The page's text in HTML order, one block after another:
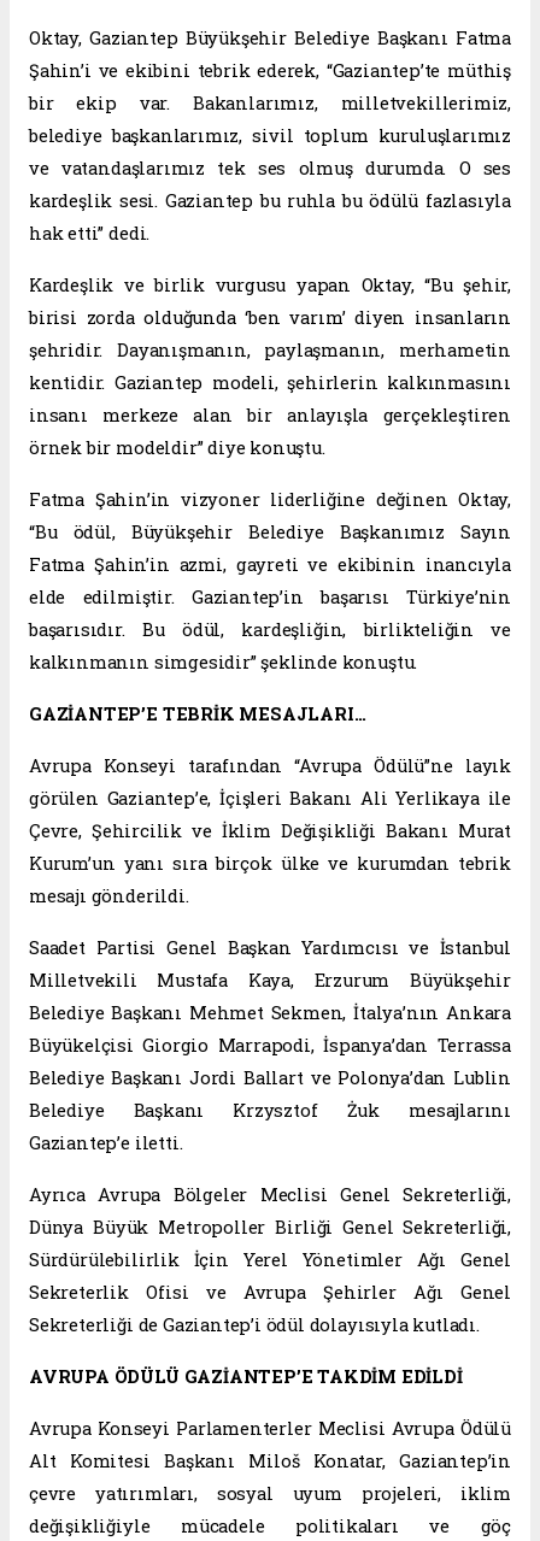
Oktay, Gaziantep Büyükşehir Belediye Başkanı Fatma
Şahin’i ve ekibini tebrik ederek, “Gaziantep’te müthiş
bir ekip var. Bakanlarımız, milletvekillerimiz,
belediye başkanlarımız, sivil toplum kuruluşlarımız
ve vatandaşlarımız tek ses olmuş durumda. O ses
kardeşlik sesi. Gaziantep bu ruhla bu ödülü fazlasıyla
hak etti” dedi.
Kardeşlik ve birlik vurgusu yapan Oktay, “Bu şehir,
birisi zorda olduğunda ‘ben varım’ diyen insanların
şehridir. Dayanışmanın, paylaşmanın, merhametin
kentidir. Gaziantep modeli, şehirlerin kalkınmasını
insanı merkeze alan bir anlayışla gerçekleştiren
örnek bir modeldir” diye konuştu.
Fatma Şahin’in vizyoner liderliğine değinen Oktay,
“Bu ödül, Büyükşehir Belediye Başkanımız Sayın
Fatma Şahin’in azmi, gayreti ve ekibinin inancıyla
elde edilmiştir. Gaziantep’in başarısı Türkiye’nin
başarısıdır. Bu ödül, kardeşliğin, birlikteliğin ve
kalkınmanın simgesidir” şeklinde konuştu.
GAZİANTEP’E TEBRİK MESAJLARI…
Avrupa Konseyi tarafından “Avrupa Ödülü”ne layık
görülen Gaziantep’e, İçişleri Bakanı Ali Yerlikaya ile
Çevre, Şehircilik ve İklim Değişikliği Bakanı Murat
Kurum’un yanı sıra birçok ülke ve kurumdan tebrik
mesajı gönderildi.
Saadet Partisi Genel Başkan Yardımcısı ve İstanbul
Milletvekili Mustafa Kaya, Erzurum Büyükşehir
Belediye Başkanı Mehmet Sekmen, İtalya’nın Ankara
Büyükelçisi Giorgio Marrapodi, İspanya’dan Terrassa
Belediye Başkanı Jordi Ballart ve Polonya’dan Lublin
Belediye Başkanı Krzysztof Żuk mesajlarını
Gaziantep’e iletti.
Ayrıca Avrupa Bölgeler Meclisi Genel Sekreterliği,
Dünya Büyük Metropoller Birliği Genel Sekreterliği,
Sürdürülebilirlik İçin Yerel Yönetimler Ağı Genel
Sekreterlik Ofisi ve Avrupa Şehirler Ağı Genel
Sekreterliği de Gaziantep’i ödül dolayısıyla kutladı.
AVRUPA ÖDÜLÜ GAZİANTEP’E TAKDİM EDİLDİ
Avrupa Konseyi Parlamenterler Meclisi Avrupa Ödülü
Alt Komitesi Başkanı Miloš Konatar, Gaziantep’in
çevre yatırımları, sosyal uyum projeleri, iklim
değişikliğiyle mücadele politikaları ve göç